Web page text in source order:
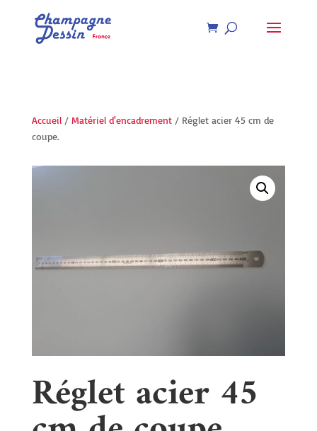
Accueil/ Matériel d'encadrement/ Réglet acier 45 cm de
coupe.
Réglet acier 45